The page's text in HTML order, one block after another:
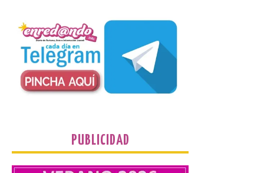
comercio local sanabrés después de los
graves incendios de 2025. […]
Nace GEO-Arena: un
nuevo deporte creado en
9 Ago 2026PUBLICIDAD